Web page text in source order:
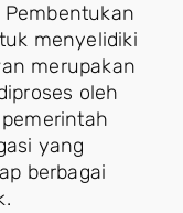
menyelidiki
merupakan
oleh
yang
berbagai